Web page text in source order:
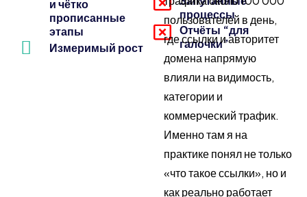
и чётко
прописанные
этапы
Измеримый рост
процессы
Отчёты “для
галочки”
пользователей в день,
где ссылки и авторитет
домена напрямую
влияли на видимость,
категории и
коммерческий трафик.
Именно там я на
практике понял не только
«что такое ссылки», но и
как реально работает